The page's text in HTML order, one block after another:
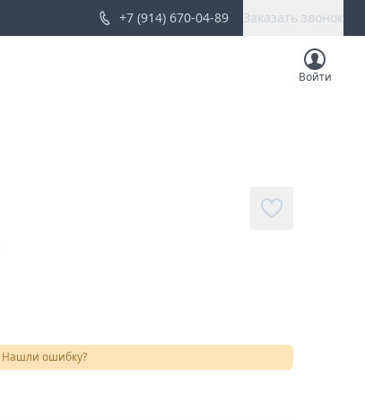
+7 (914) 670-04-89 Заказать звонок
Войти
Нашли ошибку?